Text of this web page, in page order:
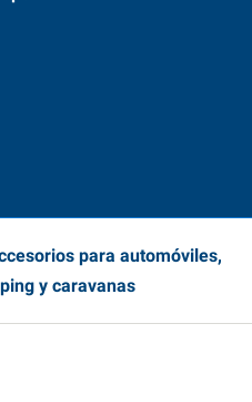
para automóviles,
y caravanas